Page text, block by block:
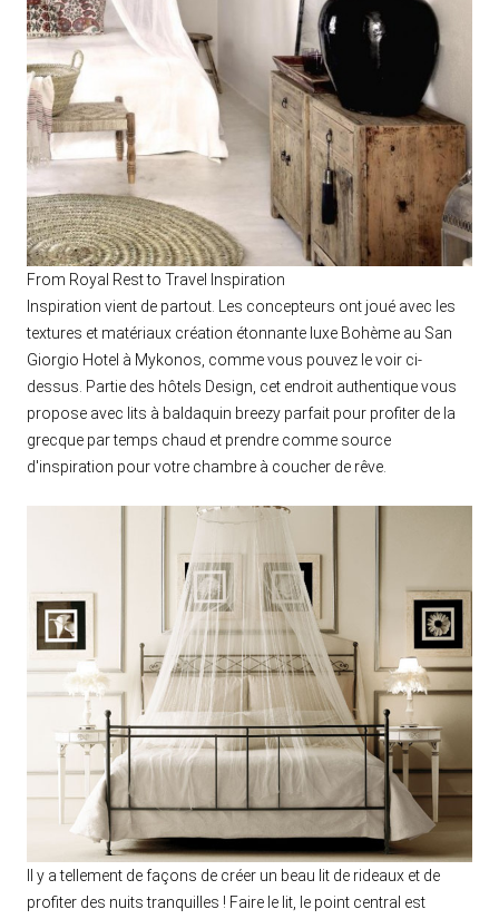
From Royal Rest to Travel Inspiration
Inspiration vient de partout. Les concepteurs ont joué avec les
textures et matériaux création étonnante luxe Bohème au San
Giorgio Hotel à Mykonos, comme vous pouvez le voir ci-
dessus. Partie des hôtels Design, cet endroit authentique vous
propose avec lits à baldaquin breezy parfait pour profiter de la
grecque par temps chaud et prendre comme source
d'inspiration pour votre chambre à coucher de rêve.
Il y a tellement de façons de créer un beau lit de rideaux et de
profiter des nuits tranquilles ! Faire le lit, le point central est